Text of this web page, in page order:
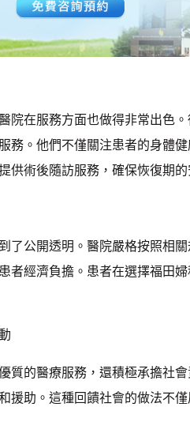
在服務方面也做得非常出色。
務。他們不僅關注患者的身體
供術後隨訪服務，確保恢復期的
公開透明。醫院嚴格按照相關
者經濟負擔。患者在選擇福田
的醫療服務，還積極承擔社會
援助。這種回饋社會的做法不